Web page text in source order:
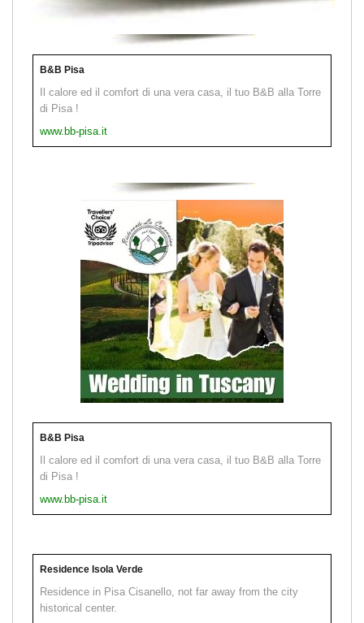
B&B Pisa
Il calore ed il comfort di una vera casa, il tuo B&B alla Torre
di Pisa !
www.bb-pisa.it
B&B Pisa
Il calore ed il comfort di una vera casa, il tuo B&B alla Torre
di Pisa !
www.bb-pisa.it
Residence Isola Verde
Residence in Pisa Cisanello, not far away from the city
historical center.